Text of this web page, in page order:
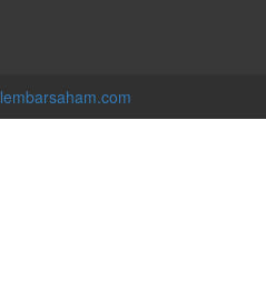
lembarsaham.com